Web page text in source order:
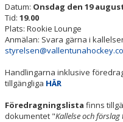
Datum: Onsdag den 19
Tid: 19.00
Plats: Rookie Lounge
Anmälan: Svara gärna i
Handlingarna inklusive
tillgängliga HÄR
Föredragningslista finns
dokumentet "Kallelse och